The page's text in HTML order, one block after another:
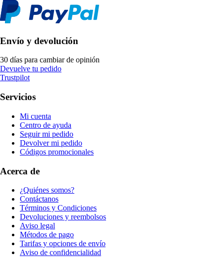
Envío y devolución
30 días para cambiar de opinión
Devuelve tu pedido
Trustpilot
Servicios
Mi cuenta
Centro de ayuda
Seguir mi pedido
Devolver mi pedido
Códigos promocionales
Acerca de
¿Quiénes somos?
Contáctanos
Términos y Condiciones
Devoluciones y reembolsos
Aviso legal
Métodos de pago
Tarifas y opciones de envío
Aviso de confidencialidad